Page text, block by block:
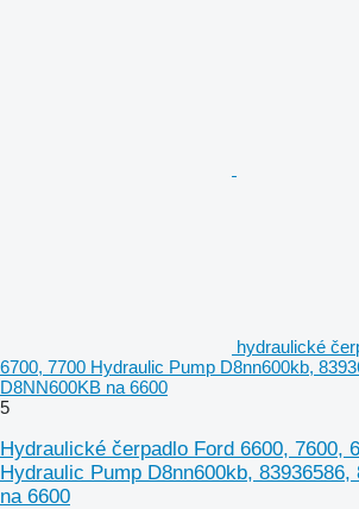
hydraulické
6700, 7700 Hydraulic Pump D8nn600kb,
D8NN600KB na 6600
5
Hydraulické čerpadlo Ford 6600, 7600,
Hydraulic Pump D8nn600kb, 83936586,
na 6600